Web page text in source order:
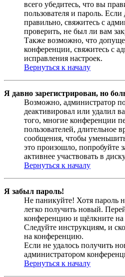
всего убедитесь, что вы
пользователя и пароль.
правильно, свяжитесь с
проверить, не был ли вам
Также возможно, что
конференции, свяжитесь с
исправления настроек.
Вернуться к началу
Я давно зарегистрирован, но
Возможно, администратор
деактивировал или удалил
того, многие конференции
пользователей, длительное
сообщения, чтобы
это произошло, попробуйте
активнее участвовать в
Вернуться к началу
Я забыл пароль!
Не паникуйте! Хотя пароль
легко получить новый.
конференцию и щёлкните на
Следуйте инструкциям, и
на конференцию.
Если не удалось получить
администратором
Вернуться к началу